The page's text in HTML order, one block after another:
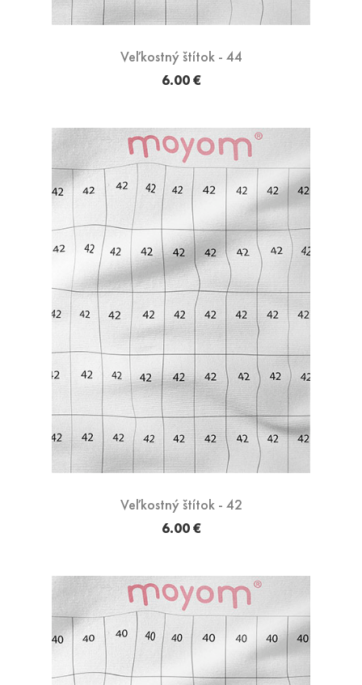
Veľkostný štítok - 44
6.00 €
Veľkostný štítok - 42
6.00 €